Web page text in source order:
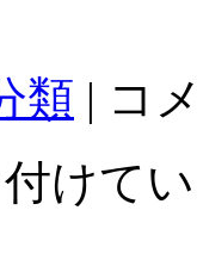
類 | コ
けて